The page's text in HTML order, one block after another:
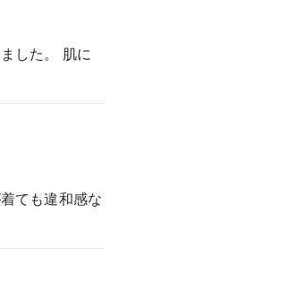
した。 肌に
ても違和感な